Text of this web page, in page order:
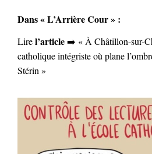
Dans « L’Arrière Cour » :
Lirel’article➡️ « À Châtillon-sur-
catholique intégriste où plane
Stérin »